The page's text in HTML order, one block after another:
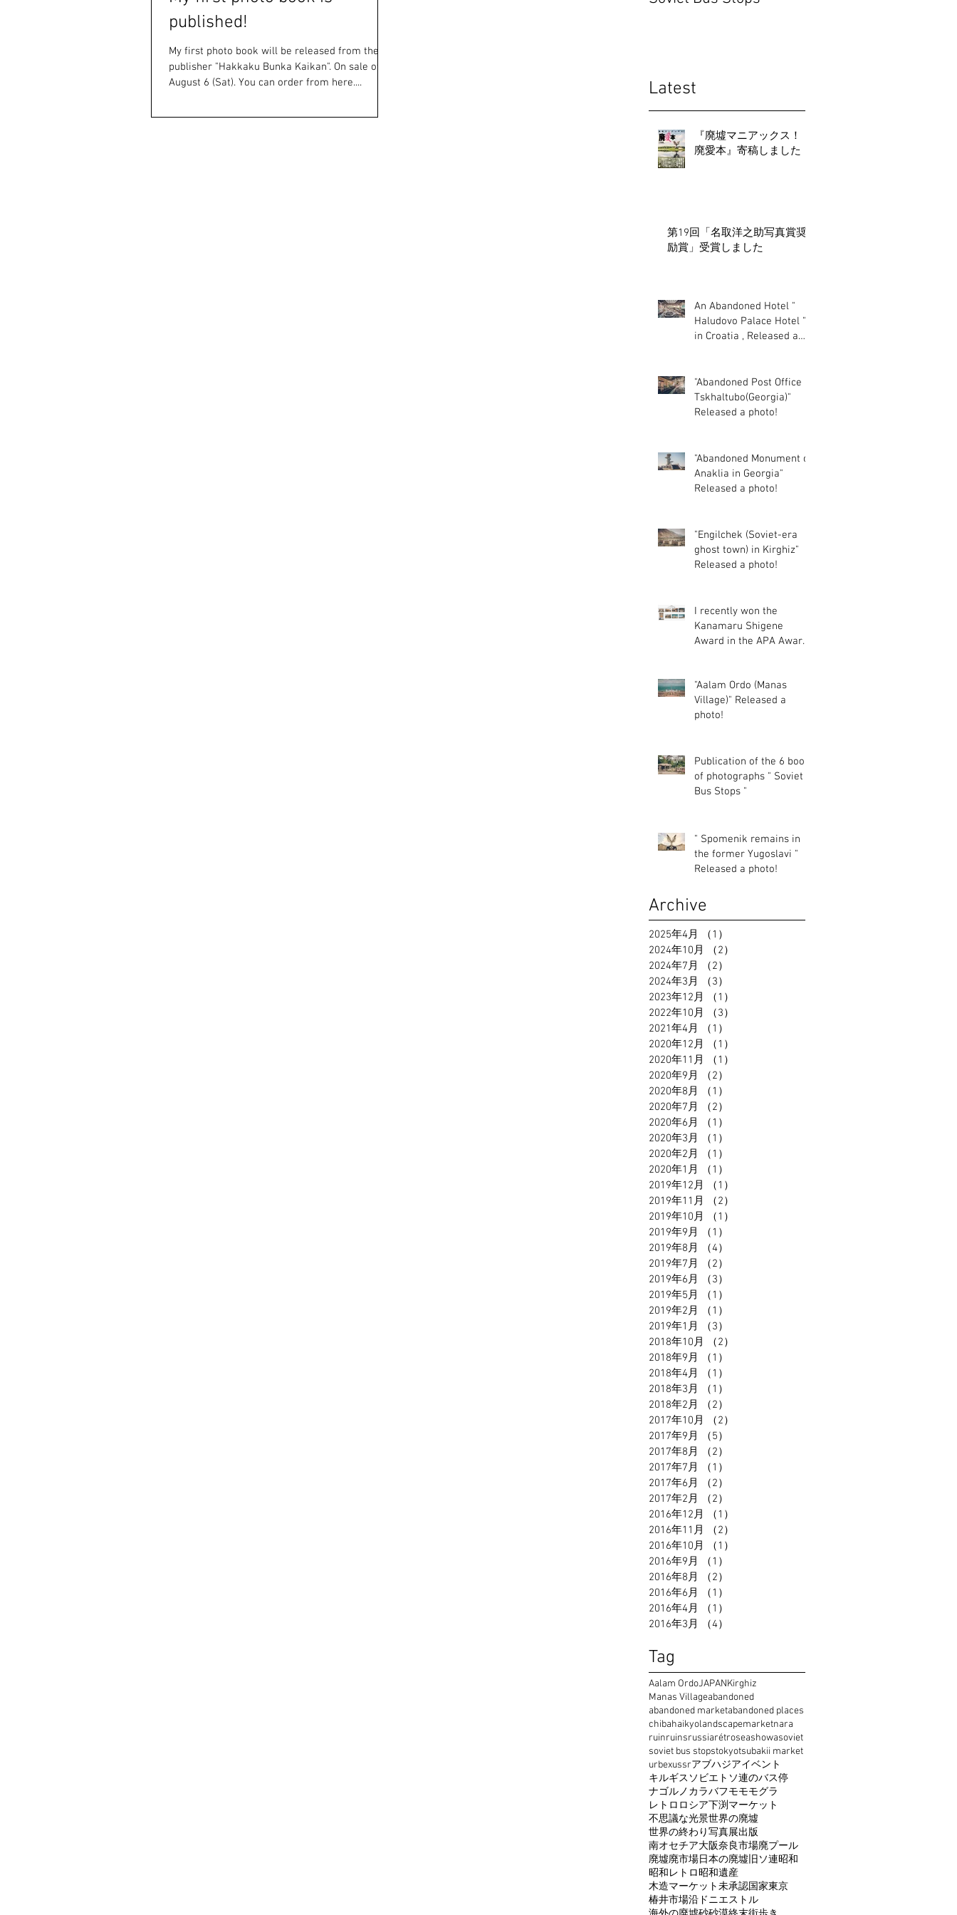
published!
My first photo book will be released from the
publisher "Hakkaku Bunka Kaikan". On sale of
August 6 (Sat). You can order from here....
Latest
『廃墟マニアックス！
廃愛本』寄稿しました
第19回「名取洋之助写真賞奨
励賞」受賞しました
An Abandoned Hotel "
Haludovo Palace Hotel "
in Croatia , Released a
"Abandoned Post Office in
Tskhaltubo(Georgia)"
Released a photo!
"Abandoned Monument of
Anaklia in Georgia"
Released a photo!
"Engilchek (Soviet-era
ghost town) in Kirghiz"
Released a photo!
I recently won the
Kanamaru Shigene
Award in the APA Award
"Aalam Ordo (Manas
Village)" Released a
photo!
Publication of the 6 book
of photographs " Soviet
Bus Stops "
" Spomenik remains in
the former Yugoslavi "
Released a photo!
Archive
2025年4月 （1）
2024年10月
（2）
2024年7月
（2）
2024年3月
（3）
2023年12月
（1）
2022年10月
（3）
2021年4月
（1）
2020年12月
（1）
2020年11月
（1）
2020年9月
（2）
2020年8月
（1）
2020年7月
（2）
2020年6月
（1）
2020年3月
（1）
2020年2月
（1）
2020年1月
（1）
2019年12月
（1）
2019年11月
（2）
2019年10月
（1）
2019年9月
（1）
2019年8月
（4）
2019年7月
（2）
2019年6月
（3）
2019年5月
（1）
2019年2月
（1）
2019年1月
（3）
2018年10月
（2）
2018年9月
（1）
2018年4月
（1）
2018年3月
（1）
2018年2月
（2）
2017年10月
（2）
2017年9月
（5）
2017年8月
（2）
2017年7月
（1）
2017年6月
（2）
2017年2月
（2）
2016年12月
（1）
2016年11月
（2）
2016年10月
（1）
2016年9月
（1）
2016年8月
（2）
2016年6月
（1）
2016年4月
（1）
2016年3月
（4）
Tag
Aalam OrdoJAPANKirghiz
Manas Villageabandoned
abandoned marketabandoned places
chibahaikyolandscapemarketnara
ruinruinsrussiarétroseashowasoviet
soviet bus stopstokyotsubakii market
urbexussrアブハジアイベント
キルギス ソビエト ソ連のバス停
ナゴルノカラバフモモモグラ
レトロ ロシア下渕マーケット
不思議な光景世界の廃墟
世界の終わり写真展出版
南オセチア大阪奈良市場廃プール
廃墟廃市場日本の廃墟 旧ソ連昭和
昭和レトロ昭和遺産
木造マーケット未承認国家東京
椿井市場沿ドニエストル